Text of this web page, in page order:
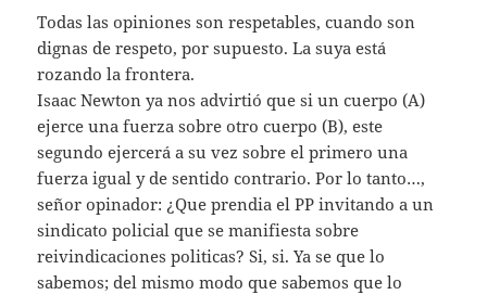
Todas las opiniones son respetables, cuando son
dignas de respeto, por supuesto. La suya está
rozando la frontera.
Isaac Newton ya nos advirtió que si un cuerpo (A)
ejerce una fuerza sobre otro cuerpo (B), este
segundo ejercerá a su vez sobre el primero una
fuerza igual y de sentido contrario. Por lo tanto…,
señor opinador: ¿Que prendia el PP invitando a un
sindicato policial que se manifiesta sobre
reivindicaciones politicas? Si, si. Ya se que lo
sabemos; del mismo modo que sabemos que lo